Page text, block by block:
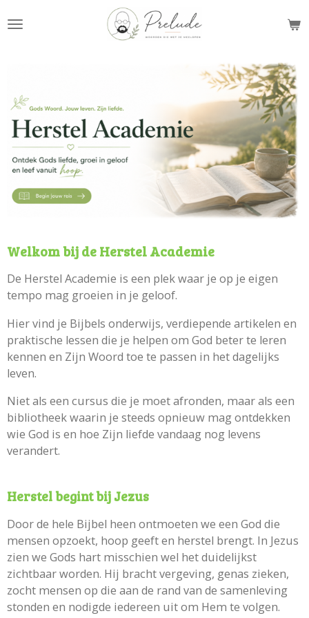
direct
Welkom bij de Herstel Academie
De Herstel Academie is een plek waar je op je eigen
tempo mag groeien in je geloof.
Hier vind je Bijbels onderwijs, verdiepende artikelen en
praktische lessen die je helpen om God beter te leren
kennen en Zijn Woord toe te passen in het dagelijks
leven.
Niet als een cursus die je moet afronden, maar als een
bibliotheek waarin je steeds opnieuw mag ontdekken
wie God is en hoe Zijn liefde vandaag nog levens
verandert.
Herstel begint bij Jezus
Door de hele Bijbel heen ontmoeten we een God die
mensen opzoekt, hoop geeft en herstel brengt. In Jezus
zien we Gods hart misschien wel het duidelijkst
zichtbaar worden. Hij bracht vergeving, genas zieken,
zocht mensen op die aan de rand van de samenleving
stonden en nodigde iedereen uit om Hem te volgen.